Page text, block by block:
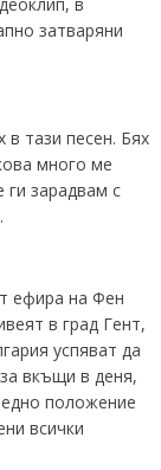
затваряни
тази песен. Бях
много ме
зарадвам с
ефира на Фен
в град Гент,
успяват да
вкъщи в деня,
положение
всички